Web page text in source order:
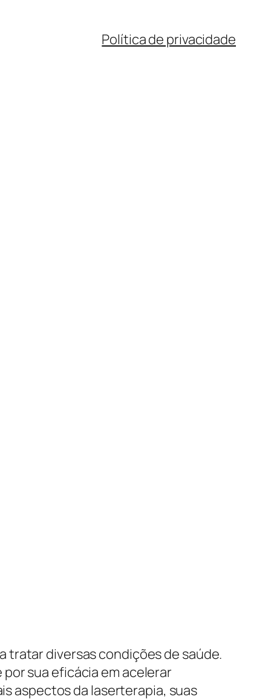
Política de privacidade
tratar diversas condições de saúde.
sua eficácia em acelerar
aspectos da laserterapia, suas